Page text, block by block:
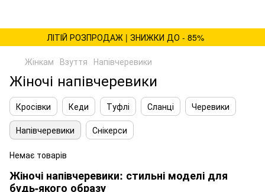
ЛІТІЙ РОЗПРОДАЖ | ЗНИЖКИ ДО - 85%
Жінкам Взуття Напівчеревики
Жіночі напівчеревики
Кросівки Кеди Туфлі Сланці
Черевики
Напівчеревики
Снікерси
Немає товарів
Жіночі напівчеревики: стильні моделі для
будь-якого образу